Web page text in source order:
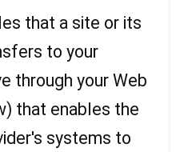
that a site or its
to your
through your Web
that enables the
systems to